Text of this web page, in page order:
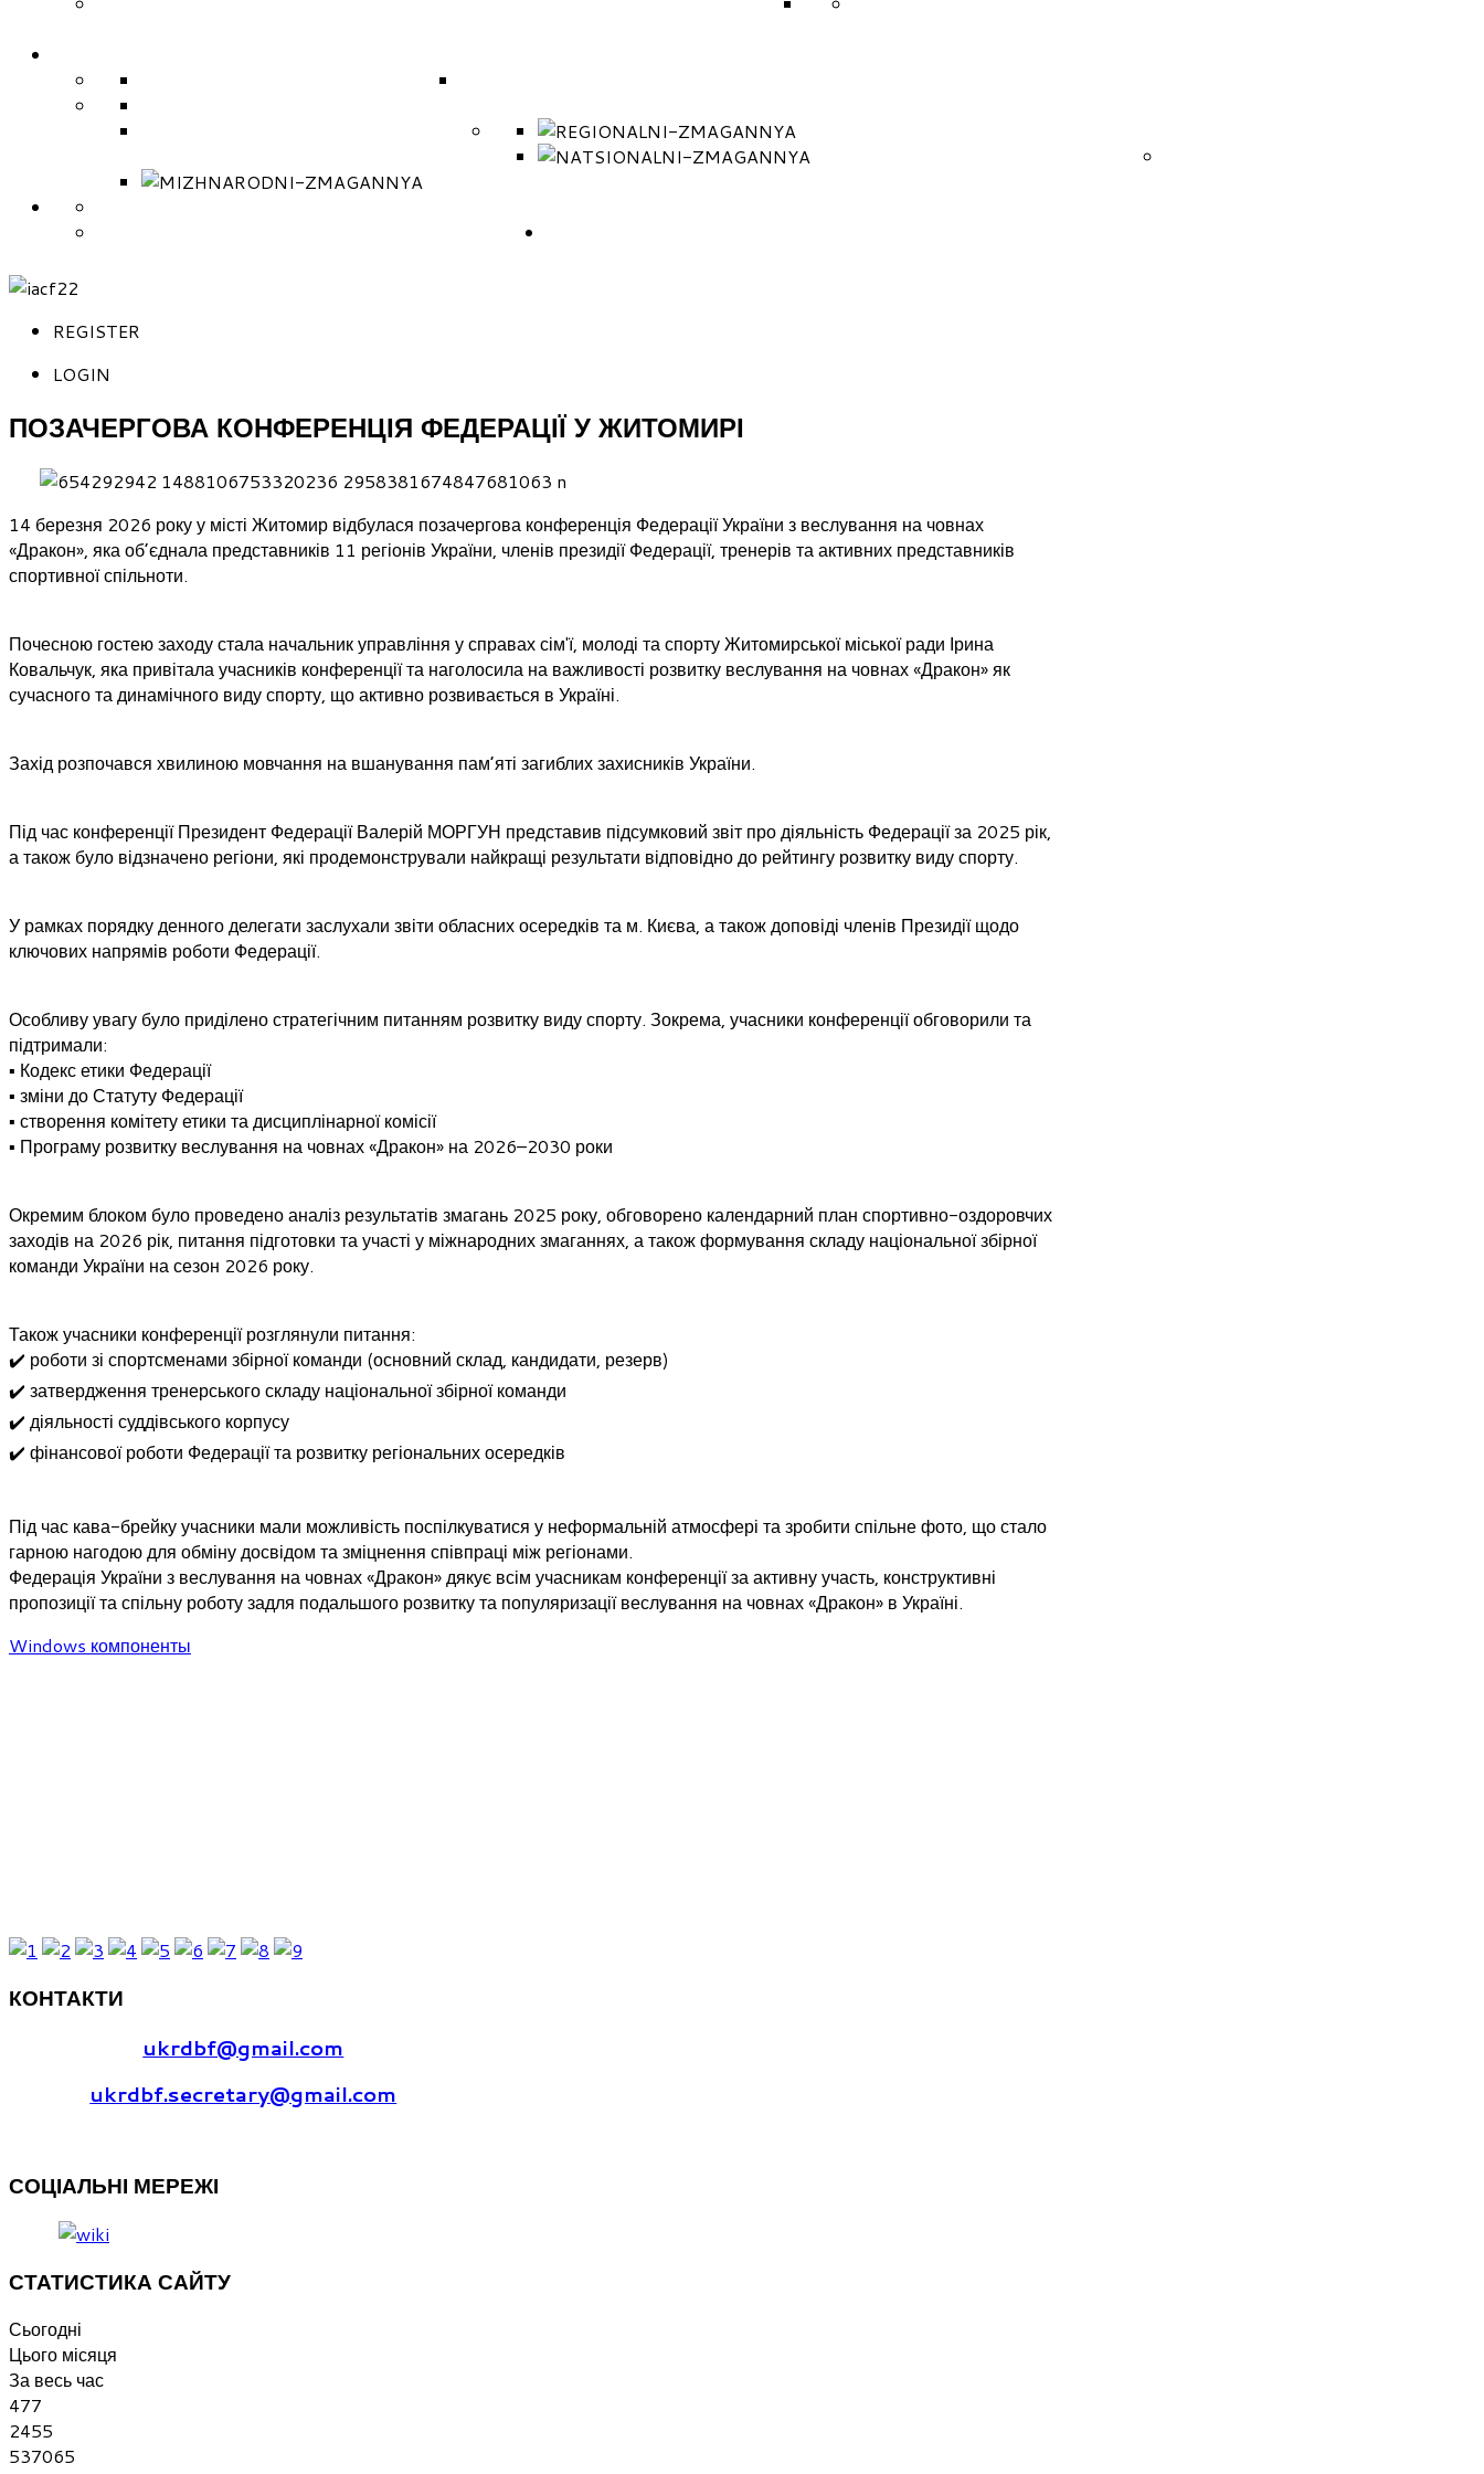
МІЖНАРОДНІ ЗМАГАННЯ (РЕГЛАМЕНТ)
НАЦІОНАЛЬНІ ЗМАГАННЯ (ПРОТОКОЛИ)
СКЛАД НАЦІОНАЛЬНОЇ ЗБІРНОЇ КОМАНДИ УКРАЇНИ
REGISTER
LOGIN
ПОЗАЧЕРГОВА КОНФЕРЕНЦІЯ ФЕДЕРАЦІЇ У ЖИТОМИРІ
14 березня 2026 року у місті Житомир відбулася позачергова конференція Федерації України з веслування на човнах
«Дракон», яка об’єднала представників 11 регіонів України, членів президії Федерації, тренерів та активних представників
спортивної спільноти.
Почесною гостею заходу стала начальник управління у справах сім'ї, молоді та спорту Житомирської міської ради Ірина
Ковальчук, яка привітала учасників конференції та наголосила на важливості розвитку веслування на човнах «Дракон» як
сучасного та динамічного виду спорту, що активно розвивається в Україні.
Захід розпочався хвилиною мовчання на вшанування пам’яті загиблих захисників України.
Під час конференції Президент Федерації Валерій МОРГУН представив підсумковий звіт про діяльність Федерації за 2025 рік,
а також було відзначено регіони, які продемонстрували найкращі результати відповідно до рейтингу розвитку виду спорту.
У рамках порядку денного делегати заслухали звіти обласних осередків та м. Києва, а також доповіді членів Президії щодо
ключових напрямів роботи Федерації.
Особливу увагу було приділено стратегічним питанням розвитку виду спорту. Зокрема, учасники конференції обговорили та
підтримали:
▪️ Кодекс етики Федерації
▪️ зміни до Статуту Федерації
▪️ створення комітету етики та дисциплінарної комісії
▪️ Програму розвитку веслування на човнах «Дракон» на 2026–2030 роки
Окремим блоком було проведено аналіз результатів змагань 2025 року, обговорено календарний план спортивно-оздоровчих
заходів на 2026 рік, питання підготовки та участі у міжнародних змаганнях, а також формування складу національної збірної
команди України на сезон 2026 року.
Також учасники конференції розглянули питання:
✔️ роботи зі спортсменами збірної команди (основний склад, кандидати, резерв)
✔️ затвердження тренерського складу національної збірної команди
✔️ діяльності суддівського корпусу
✔️ фінансової роботи Федерації та розвитку регіональних осередків
Під час кава-брейку учасники мали можливість поспілкуватися у неформальній атмосфері та зробити спільне фото, що стало
гарною нагодою для обміну досвідом та зміцнення співпраці між регіонами.
Федерація України з веслування на човнах «Дракон» дякує всім учасникам конференції за активну участь, конструктивні
пропозиції та спільну роботу задля подальшого розвитку та популяризації веслування на човнах «Дракон» в Україні.
Windows компоненты
КОНТАКТИ
ukrdbf@gmail.com
ukrdbf.secretary@gmail.com
СОЦІАЛЬНІ МЕРЕЖІ
СТАТИСТИКА САЙТУ
Сьогодні
Цього місяця
За весь час
477
2455
537065